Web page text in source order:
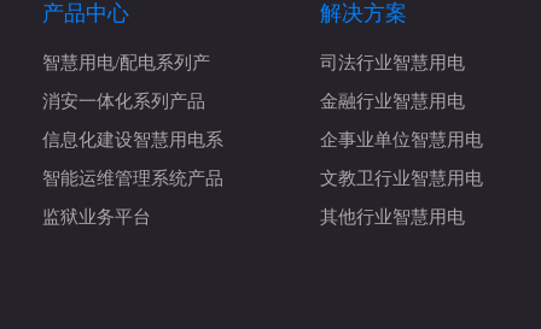
产品中心
智慧用电/配电系列产
消安一体化系列产品
信息化建设智慧用电系
智能运维管理系统产品
监狱业务平台
解决方案
司法行业智慧用电
金融行业智慧用电
企事业单位智慧用电
文教卫行业智慧用电
其他行业智慧用电